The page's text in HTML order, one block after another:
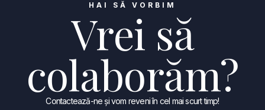
HAI SĂ VORBIM
Vrei să
colaborăm?​
Contactează-ne și vom reveni în cel mai scurt timp!